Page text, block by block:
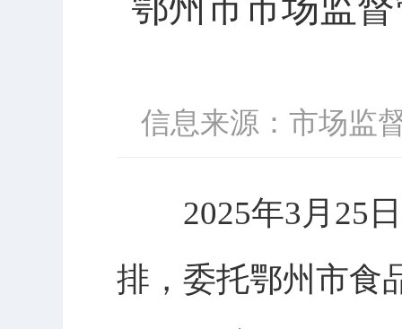
信息来源：市场监
2025年3月25日
排，委托鄂州市食